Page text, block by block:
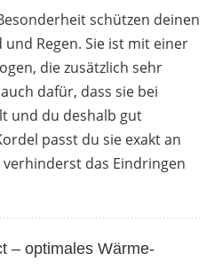
zu erhalten. Sie
etwas dicker gefüttert ist
Temperaturen warm
Kapuze, wenn sie den
schützen deinen
Regen. Sie ist mit einer
die zusätzlich sehr
dafür, dass sie bei
und du deshalb gut
passt du sie exakt an
das Eindringen
– optimales Wärme-